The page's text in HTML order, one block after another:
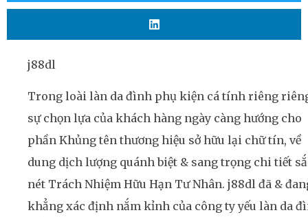
j88dl
Trong loài làn da đình phụ kiện cá tính riêng
sự chọn lựa của khách hàng ngày càng hướng cho
phần Khủng tên thương hiệu sở hữu lại chữ tín, về
dung dịch lượng quánh biệt & sang trọng chi tiết
nét Trách Nhiệm Hữu Hạn Tư Nhân. j88dl đã &
khẳng xác định nắm kỉnh của công ty yếu làn da